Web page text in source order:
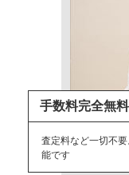
手数料完全無料
査定料など一切不
能です